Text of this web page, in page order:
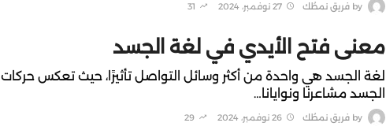
by فريق نمطُك 27 نوفمبر، 2024 31
معنى فتح الأيدي في لغة الجسد
لغة الجسد هي واحدة من أكثر وسائل التواصل تأثيرًا، حيث تعكس حركات
الجسد مشاعرنا ونوايانا…
by فريق نمطُك 26 نوفمبر، 2024 29